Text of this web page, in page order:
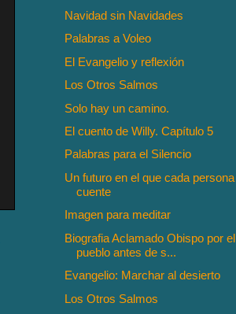
Navidad sin Navidades
Palabras a Voleo
El Evangelio y reflexión
Los Otros Salmos
Solo hay un camino.
El cuento de Willy. Capítulo 5
Palabras para el Silencio
Un futuro en el que cada persona
cuente
Imagen para meditar
Biografia Aclamado Obispo por el
pueblo antes de s...
Evangelio: Marchar al desierto
Los Otros Salmos